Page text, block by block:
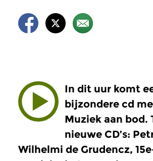
In dit uur komt
bijzondere cd
Muziek aan bod.
nieuwe CD’s:
Wilhelmi de Grudencz,